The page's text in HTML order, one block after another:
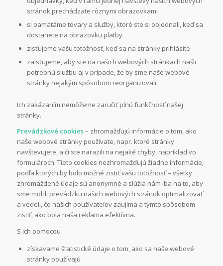
stránok prechádzate rôznymi obrazovkami
si pamätáme tovary a služby, ktoré ste si objednali, keď sa
dostanete na obrazovku platby
zisťujeme vašu totožnosť, keď sa na stránky prihlásite
zaisťujeme, aby ste na našich webových stránkach našli
potrebnú službu aj v prípade, že by sme naše webové
stránky nejakým spôsobom reorganizovali
Ich zakázaním nemôžeme zaručiť plnú funkčnosť našej
stránky.
Prevádzkové cookies– zhromažďujú informácie o tom, ako
naše webové stránky používate, napr. ktoré stránky
navštevujete, a či ste narazili na nejaké chyby, napríklad vo
formulároch. Tieto cookies nezhromažďujú žiadne informácie,
podľa ktorých by bolo možné zistiť vašu totožnosť – všetky
zhromaždené údaje sú anonymné a slúžia nám iba na to, aby
sme mohli prevádzku našich webových stránok optimalizovať
a vedeli, čo našich používateľov zaujíma a týmto spôsobom
zistiť, ako bola naša reklama efektívna.
S ich pomocou
získavame štatistické údaje o tom, ako sa naše webové
stránky používajú